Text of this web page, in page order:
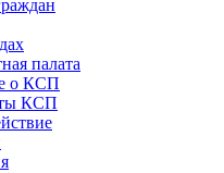
палата
о КСП
КСП